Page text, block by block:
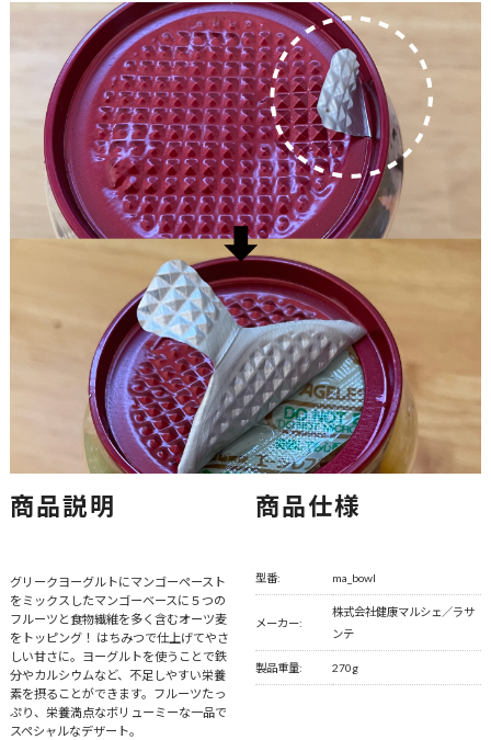
商品説明
グリークヨーグルトにマンゴーペースト
をミックスしたマンゴーベースに５つの
フルーツと食物繊維を多く含むオーツ麦
をトッピング！ はちみつで仕上げてやさ
しい甘さに。ヨーグルトを使うことで鉄
分やカルシウムなど、不足しやすい栄養
素を摂ることができます。フルーツたっ
ぷり、栄養満点なボリューミーな一品で
スペシャルなデザート。
商品仕様
型番: ma_bowl
メーカー:
株式会社健康マルシェ／ラサ
ンテ
製品重量: 270g